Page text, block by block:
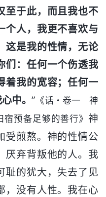
至于此，而且我也不
个人，我更不喜欢与
这是我的性情，无论
们：任何一个伤透我
着我的宽容；任何一
中。” 《话・卷一 神
预备足够的善行》 神
受煎熬。神的性情公
厌弃背叛他的人。我
耻的犹大，失去了见
，没有人性。我在心